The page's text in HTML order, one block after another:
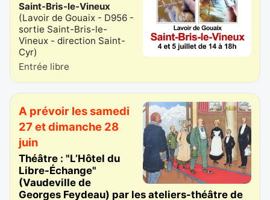
Saint-Bris-le-Vineux
(Lavoir de Gouaix - D956 -
sortie Saint-Bris-le-
Vineux - direction Saint-
Cyr)
Entrée libre
A prévoir les samedi
27 et dimanche 28
juin
Théâtre : "L’Hôtel du
Libre-Échange"
(Vaudeville de
Georges Feydeau) par les ateliers-théâtre de